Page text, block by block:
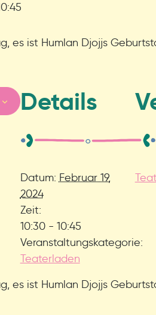
es ist Humlan Djojjs
Details
Datum: Februar 19,
2024
Zeit:
10:30 - 10:45
Veranstaltungskategorie:
Teaterladen
es ist Humlan Djojjs